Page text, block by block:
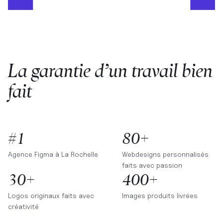
La garantie d’un travail bien
fait
#1
Agence Figma à La Rochelle
80+
Webdesigns personnalisés
faits avec passion
30+
Logos originaux faits avec
créativité
400+
Images produits livrées